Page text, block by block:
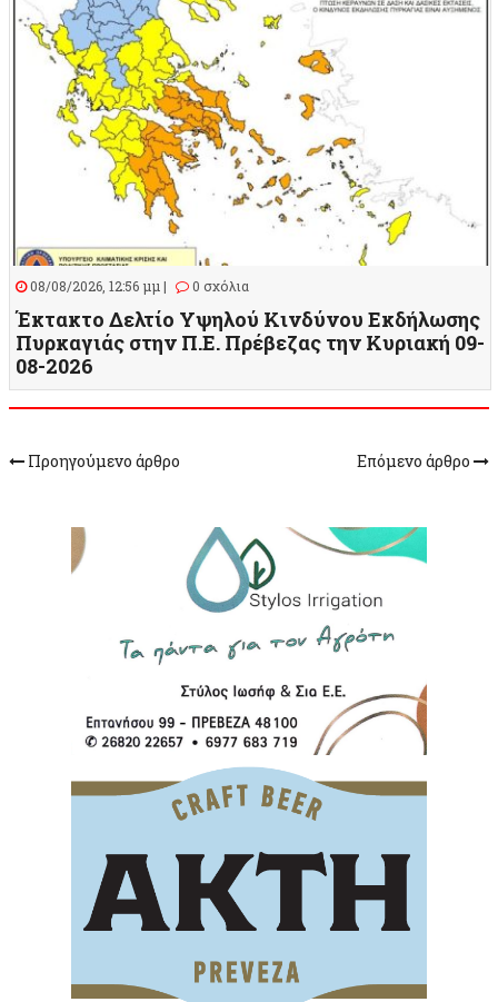
08/08/2026, 12:56 μμ | 0 σχόλια
Έκτακτο Δελτίο Υψηλού Κινδύνου Εκδήλωσης
Πυρκαγιάς στην Π.Ε. Πρέβεζας την Κυριακή 09-
08-2026
Προηγούμενο άρθρο Επόμενο άρθρο